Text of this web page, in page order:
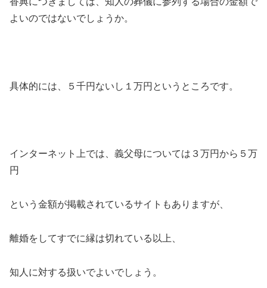
よいのではないでしょうか。
具体的には、５千円ないし１万円というところです。
インターネット上では、義父母については３万円から５万
円
という金額が掲載されているサイトもありますが、
離婚をしてすでに縁は切れている以上、
知人に対する扱いでよいでしょう。